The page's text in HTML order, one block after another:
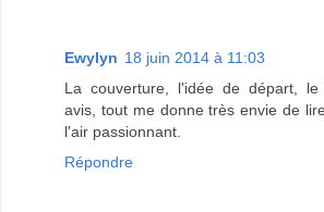
Ewylyn 18 juin 2014 à 11:03
La couverture, l'idée de départ,
avis, tout me donne très envie de
l'air passionnant.
Répondre